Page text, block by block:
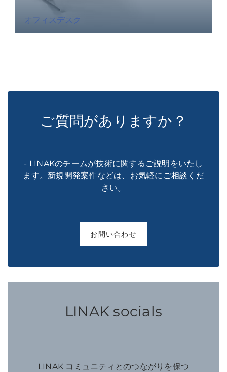
オフィスデスク
ご質問がありますか？
- LINAKのチームが技術に関するご説明をいたし
ます。新規開発案件などは、お気軽にご相談くだ
さい。
お問い合わせ
LINAK socials
LINAK コミュニティとのつながりを保つ